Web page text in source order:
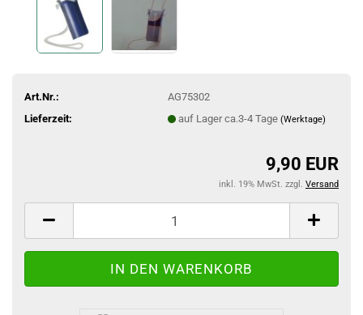
Art.Nr.:
AG75302
Lieferzeit:
auf Lager ca.3-4 Tage (Werktage)
9,90 EUR
inkl. 19% MwSt. zzgl. Versand